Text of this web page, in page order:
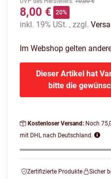
8,00 € 20%
inkl. 19% USt. , zzgl.
Im Webshop gelten
Dieser Artikel hat
bitte die
Kostenloser Versand: Noch
mit DHL nach Deutschland.
Zertifizierte Produkte Sicher